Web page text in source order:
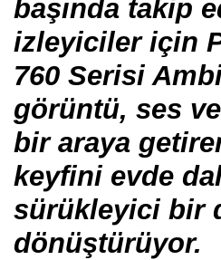
başında takip
izleyiciler için
760 Serisi
görüntü, ses
bir araya
keyfini evde
sürükleyici bir
dönüştürüyor.